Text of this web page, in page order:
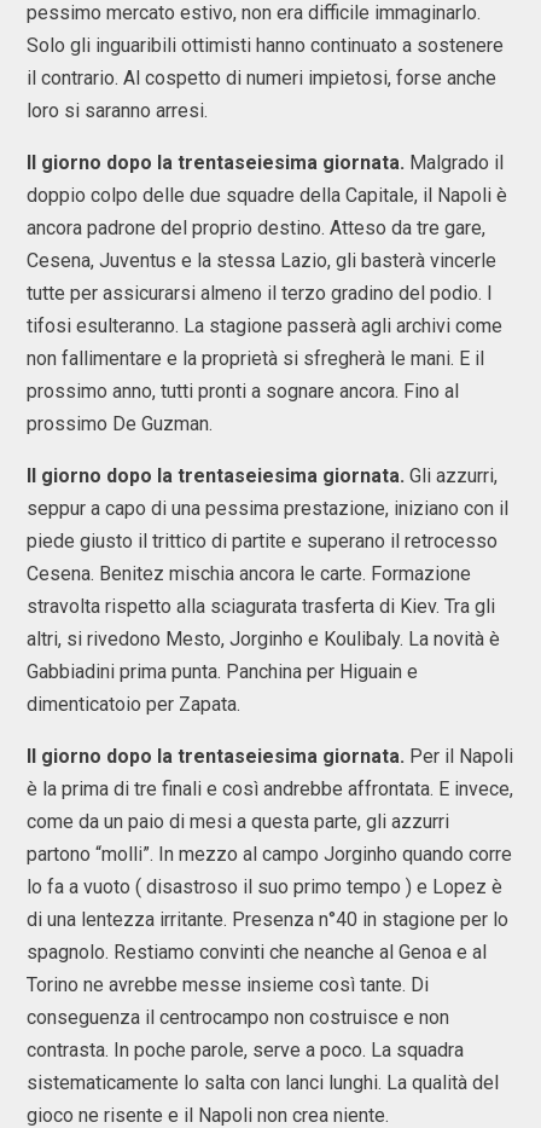
pessimo mercato estivo, non era difficile immaginarlo.
Solo gli inguaribili ottimisti hanno continuato a sostenere
il contrario. Al cospetto di numeri impietosi, forse anche
loro si saranno arresi.
Il giorno dopo la trentaseiesima giornata. Malgrado il
doppio colpo delle due squadre della Capitale, il Napoli è
ancora padrone del proprio destino. Atteso da tre gare,
Cesena, Juventus e la stessa Lazio, gli basterà vincerle
tutte per assicurarsi almeno il terzo gradino del podio. I
tifosi esulteranno. La stagione passerà agli archivi come
non fallimentare e la proprietà si sfregherà le mani. E il
prossimo anno, tutti pronti a sognare ancora. Fino al
prossimo De Guzman.
Il giorno dopo la trentaseiesima giornata. Gli azzurri,
seppur a capo di una pessima prestazione, iniziano con il
piede giusto il trittico di partite e superano il retrocesso
Cesena. Benitez mischia ancora le carte. Formazione
stravolta rispetto alla sciagurata trasferta di Kiev. Tra gli
altri, si rivedono Mesto, Jorginho e Koulibaly. La novità è
Gabbiadini prima punta. Panchina per Higuain e
dimenticatoio per Zapata.
Il giorno dopo la trentaseiesima giornata. Per il Napoli
è la prima di tre finali e così andrebbe affrontata. E invece,
come da un paio di mesi a questa parte, gli azzurri
partono “molli”. In mezzo al campo Jorginho quando corre
lo fa a vuoto ( disastroso il suo primo tempo ) e Lopez è
di una lentezza irritante. Presenza n°40 in stagione per lo
spagnolo. Restiamo convinti che neanche al Genoa e al
Torino ne avrebbe messe insieme così tante. Di
conseguenza il centrocampo non costruisce e non
contrasta. In poche parole, serve a poco. La squadra
sistematicamente lo salta con lanci lunghi. La qualità del
gioco ne risente e il Napoli non crea niente.